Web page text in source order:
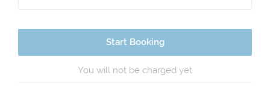
Start Booking
You will not be charged yet